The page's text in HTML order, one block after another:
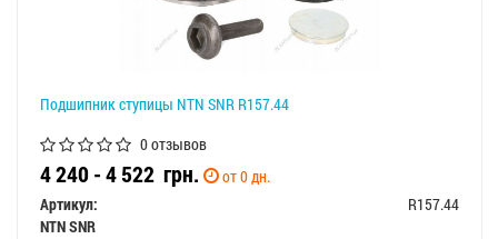
Подшипник ступицы NTN SNR R157.44
0 отзывов
4 240 - 4 522 грн.
от 0 дн.
Артикул:
R157.44
NTN SNR